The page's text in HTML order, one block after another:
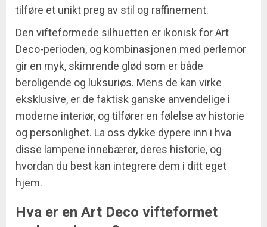
tilføre et unikt preg av stil og raffinement.
Den vifteformede silhuetten er ikonisk for Art
Deco-perioden, og kombinasjonen med perlemor
gir en myk, skimrende glød som er både
beroligende og luksuriøs. Mens de kan virke
eksklusive, er de faktisk ganske anvendelige i
moderne interiør, og tilfører en følelse av historie
og personlighet. La oss dykke dypere inn i hva
disse lampene innebærer, deres historie, og
hvordan du best kan integrere dem i ditt eget
hjem.
Hva er en Art Deco vifteformet